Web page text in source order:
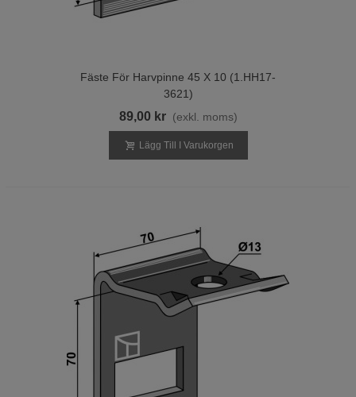
Fäste För Harvpinne 45 X 10 (1.HH17-
3621)
89,00 kr (exkl. moms)
Lägg Till I Varukorgen